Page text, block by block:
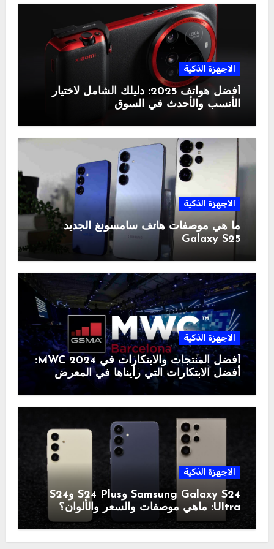
الاجهزة الذكية
أفضل هواتف 2025: دليلك الشامل لاختيار
الأنسب والأحدث في السوق
الاجهزة الذكية
ما هي موصفات هاتف سامسونغ الجديد
Galaxy S25
الاجهزة الذكية
أفضل المنتجات والابتكارات في MWC 2024:
أفضل الابتكارات التي رأيناها في المعرض
الاجهزة الذكية
Samsung Galaxy S24 وS24 Plus وS24
Ultra: ماهي موصفات والسعر والألوان؟